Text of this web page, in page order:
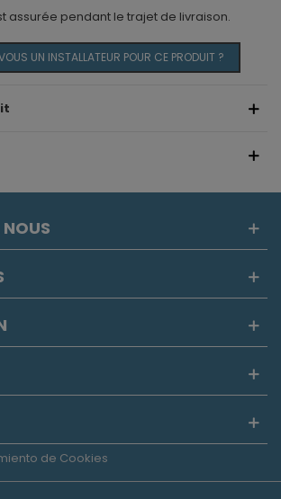
assurée pendant le trajet de livraison.
UN INSTALLATEUR POUR CE PRODUIT ?
de Cookies